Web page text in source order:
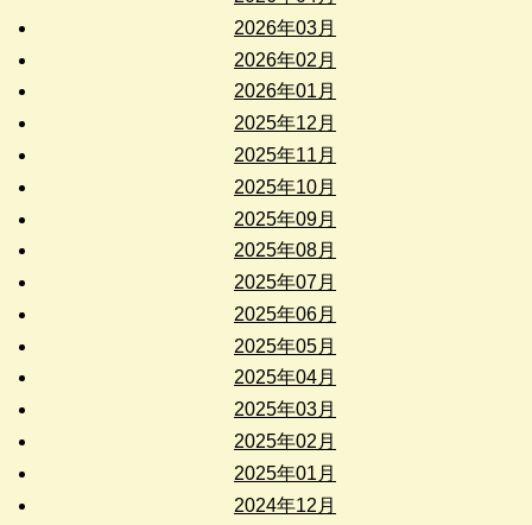
2026年03月
2026年02月
2026年01月
2025年12月
2025年11月
2025年10月
2025年09月
2025年08月
2025年07月
2025年06月
2025年05月
2025年04月
2025年03月
2025年02月
2025年01月
2024年12月